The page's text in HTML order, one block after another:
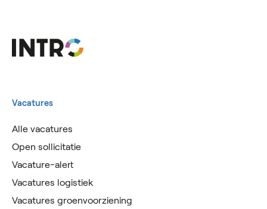
Vacatures
Alle vacatures
Open sollicitatie
Vacature-alert
Vacatures logistiek
Vacatures groenvoorziening